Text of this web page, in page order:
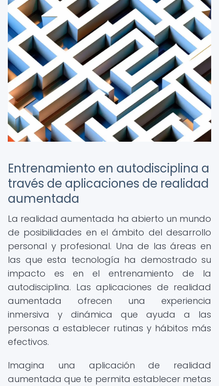
Entrenamiento en autodisciplina a
través de aplicaciones de realidad
aumentada
La realidad aumentada ha abierto un mundo
de posibilidades en el ámbito del desarrollo
personal y profesional. Una de las áreas en
las que esta tecnología ha demostrado su
impacto es en el entrenamiento de la
autodisciplina. Las aplicaciones de realidad
aumentada ofrecen una experiencia
inmersiva y dinámica que ayuda a las
personas a establecer rutinas y hábitos más
efectivos.
Imagina una aplicación de realidad
aumentada que te permita establecer metas